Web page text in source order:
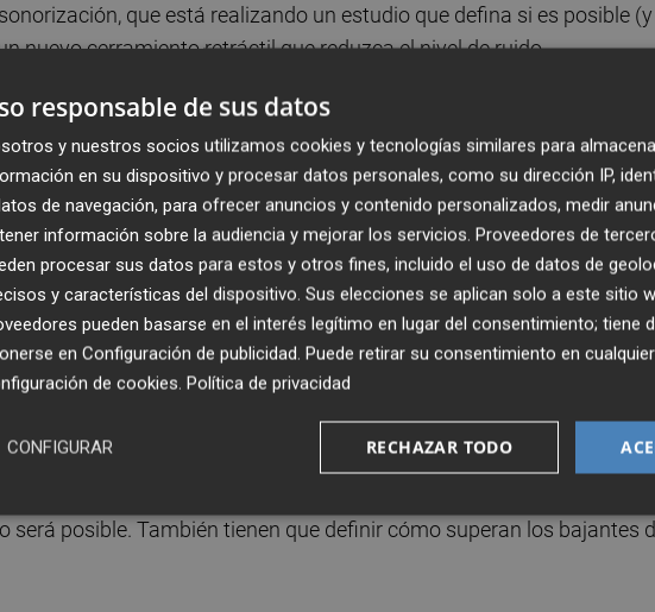
que está realizando un estudio que defina si es posible (y
nuevo cerramiento retráctil que reduzca el nivel de ruido.
techo con el que podrían llegar a reducir "entre 10 y 20 decibelios",
a los propios empresarios. Con esta reducción, el cumplimiento
tascas salir de la Zona Acústicamente Saturada sería posible. Y a
una protección legal.
las tascas, como cualquier otra zona de Castelló, tiene que
múltiples mediciones, que cumple los niveles de ruido establecidos.
de insonorización tan solo han dado los primeros pasos de
de los puntos. Por ejemplo, lo que se pretende es aprovechar
albergar los toldos (que se instalaron en su día también para reducir
será posible. También tienen que definir cómo superan los bajantes
responsable de sus datos
y nuestros socios utilizamos cookies y tecnologías similares para
en su dispositivo y procesar datos personales, como su dirección IP,
de navegación, para ofrecer anuncios y contenido personalizados, medir
información sobre la audiencia y mejorar los servicios. Proveedores de
procesar sus datos para estos y otros fines, incluido el uso de datos de
y características del dispositivo. Sus elecciones se aplican solo a este sitio
pueden basarse en el interés legítimo en lugar del consentimiento; tiene
en Configuración de publicidad. Puede retirar su consentimiento en
de cookies. Política de privacidad
RECHAZAR TODO
CONFIGURAR